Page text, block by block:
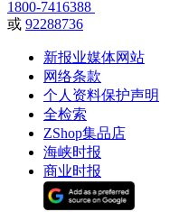
1800-7416388
或 92288736
新报业媒体网站
网络条款
个人资料保护声明
全检索
ZShop集品店
海峡时报
商业时报